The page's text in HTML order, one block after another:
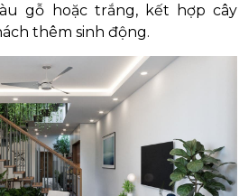
gỗ hoặc trắng, kết hợp cây
thêm sinh động.